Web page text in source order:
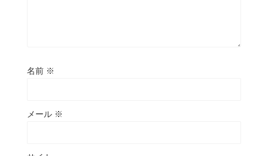
名前 ※
メール ※